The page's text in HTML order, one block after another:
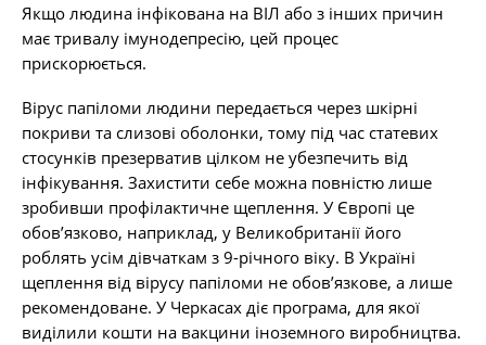
Якщо людина інфікована на ВІЛ або з інших причин
має тривалу імунодепресію, цей процес
прискорюється.
Вірус папіломи людини передається через шкірні
покриви та слизові оболонки, тому під час статевих
стосунків презерватив цілком не убезпечить від
інфікування. Захистити себе можна повністю лише
зробивши профілактичне щеплення. У Європі це
обов’язково, наприклад, у Великобританії його
роблять усім дівчаткам з 9-річного віку. В Україні
щеплення від вірусу папіломи не обов’язкове, а лише
рекомендоване. У Черкасах діє програма, для якої
виділили кошти на вакцини іноземного виробництва.